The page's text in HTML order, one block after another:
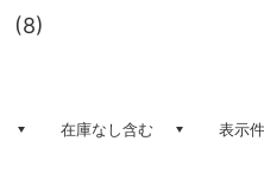
(8)
在庫なし含む 表示